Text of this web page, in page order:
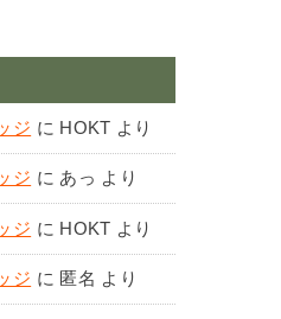
ジ に HOKT より
ジ に あっ より
ジ に HOKT より
ジ に 匿名 より